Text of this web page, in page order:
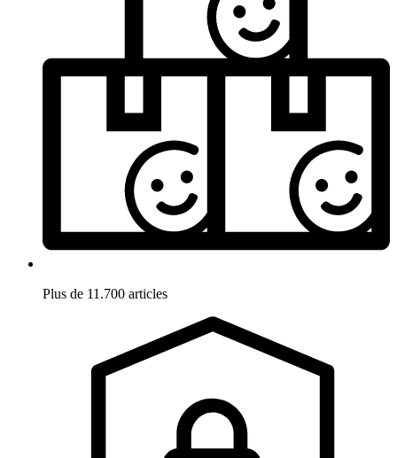
Plus de 11.700 articles